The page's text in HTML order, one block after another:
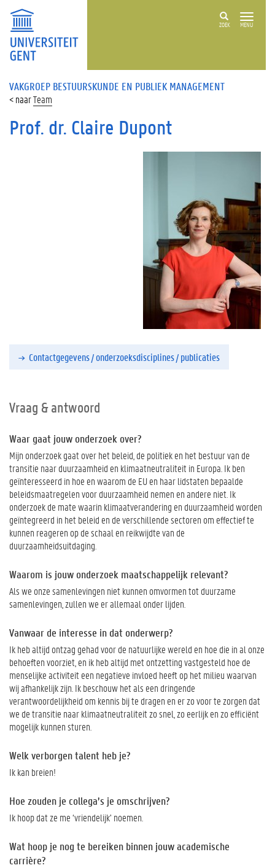
ZOEK MENU
VAKGROEP BESTUURSKUNDE EN PUBLIEK MANAGEMENT
Team
Prof. dr. Claire Dupont
Contactgegevens / onderzoeksdisciplines / publicaties
Vraag & antwoord
Waar gaat jouw onderzoek over?
Mijn onderzoek gaat over het beleid, de politiek en het bestuur van de
transitie naar duurzaamheid en klimaatneutraliteit in Europa. Ik ben
geïnteresseerd in hoe en waarom de EU en haar lidstaten bepaalde
beleidsmaatregelen voor duurzaamheid nemen en andere niet. Ik
onderzoek de mate waarin klimaatverandering en duurzaamheid worden
geïntegreerd in het beleid en de verschillende sectoren om effectief te
kunnen reageren op de schaal en reikwijdte van de
duurzaamheidsuitdaging.
Waarom is jouw onderzoek maatschappelijk relevant?
Als we onze samenlevingen niet kunnen omvormen tot duurzame
samenlevingen, zullen we er allemaal onder lijden.
Vanwaar de interesse in dat onderwerp?
Ik heb altijd ontzag gehad voor de natuurlijke wereld en hoe die in al onze
behoeften voorziet, en ik heb altijd met ontzetting vastgesteld hoe de
menselijke activiteit een negatieve invloed heeft op het milieu waarvan
wij afhankelijk zijn. Ik beschouw het als een dringende
verantwoordelijkheid om kennis bij te dragen en er zo voor te zorgen dat
we de transitie naar klimaatneutraliteit zo snel, zo eerlijk en zo efficiënt
mogelijk kunnen sturen.
Welk verborgen talent heb je?
Ik kan breien!
Hoe zouden je collega’s je omschrijven?
Ik hoop dat ze me ‘vriendelijk’ noemen.
Wat hoop je nog te bereiken binnen jouw academische
carrière?